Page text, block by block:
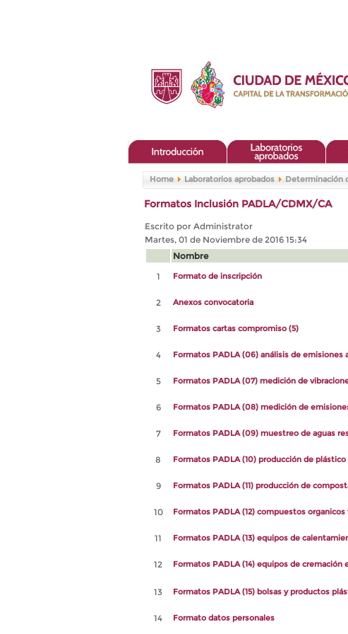
Home Laboratorios aprobados Determinación
Formatos Inclusión PADLA/CDMX/CA
Escrito por Administrator
Martes, 01 de Noviembre de 2016 15:34
Nombre
1
Formato de inscripción
2 Anexos convocatoria
3 Formatos cartas compromiso (5)
4 Formatos PADLA (06) análisis de emisiones
5 Formatos PADLA (07) medición de
6 Formatos PADLA (08) medición de
7 Formatos PADLA (09) muestreo de aguas
8 Formatos PADLA (10) producción de plástico
9 Formatos PADLA (11) producción de
10 Formatos PADLA (12) compuestos
11 Formatos PADLA (13) equipos de
12 Formatos PADLA (14) equipos de cremación
13 Formatos PADLA (15) bolsas y productos
14 Formato datos personales